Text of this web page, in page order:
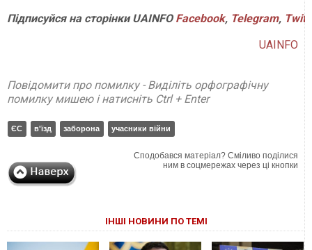
ПідписуйсянасторінкиUAINFO Facebook, Telegram,
UAINFO
Повідомити про помилку - Виділіть орфографічну
помилку мишею і натисніть Ctrl + Enter
ЄС в'їзд заборона учасники війни
Сподобався матеріал? Сміливо поділися
ним в соцмережах через ці кнопки
ІНШІ НОВИНИ ПО ТЕМІ